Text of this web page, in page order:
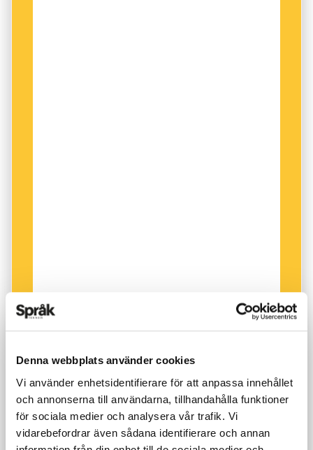
Denna webbplats använder cookies
Vi använder enhetsidentifierare för att anpassa innehållet
och annonserna till användarna, tillhandahålla funktioner
för sociala medier och analysera vår trafik. Vi
vidarebefordrar även sådana identifierare och annan